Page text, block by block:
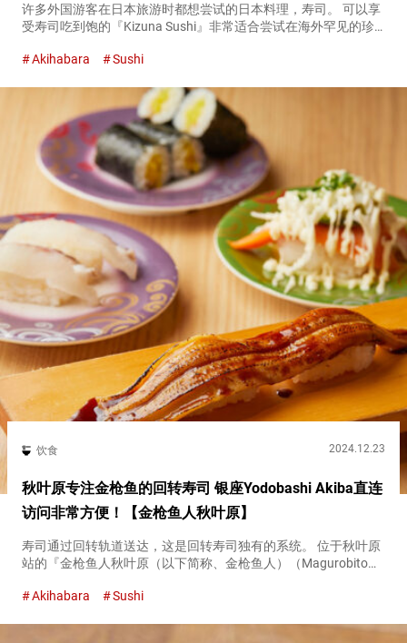
许多外国游客在日本旅游时都想尝试的日本料理，寿司。 可以享
受寿司吃到饱的『Kizuna Sushi』非常适合尝试在海外罕见的珍
叶原和新宿的『Kizuna Sushi』，除了单品菜单...
Akihabara Sushi
饮食 2024.12.23
秋叶原专注金枪鱼的回转寿司 银座Yodobashi Akiba直连
访问非常方便！【金枪鱼人秋叶原】
寿司通过回转轨道送达，这是回转寿司独有的系统。 位于秋叶原
站的『金枪鱼人秋叶原（以下简称、金枪鱼人）（Magurobito
由是，位于与秋叶原站直连的『Yodobashi A...
Akihabara Sushi